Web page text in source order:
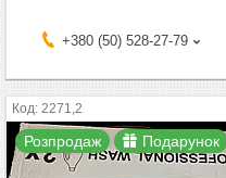
+380 (50) 528-27-79
2271,2
Розпродаж Подарунок